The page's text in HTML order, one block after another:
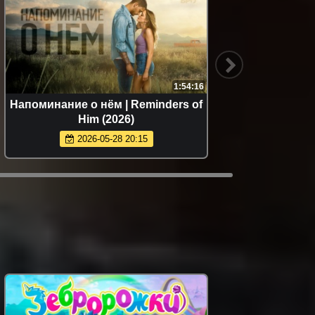
1:54:16
Напоминание о нём | Reminders of
Him (2026)
2026-05-28 20:15